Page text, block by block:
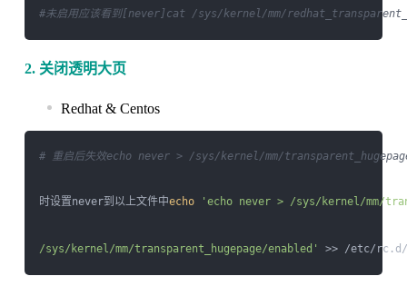
#未启用应该看到[never]cat /sys/kernel/mm/
2. 关闭透明大页
Redhat & Centos
# 重启后失效echo never > /sys/kernel/mm/
时设置never到以上文件中echo 'echo never > /sys/kernel/mm/
/sys/kernel/mm/transparent_hugepage/enabled'